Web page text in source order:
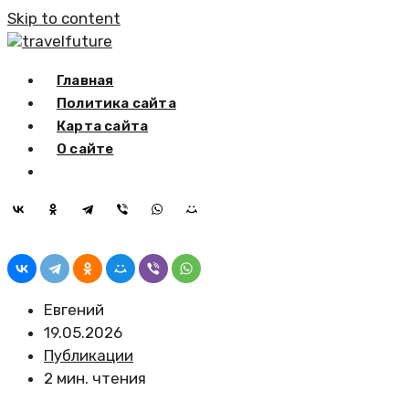
Skip to content
travelfuture
Главная
Политика сайта
Карта сайта
О сайте
Евгений
19.05.2026
Публикации
2 мин. чтения